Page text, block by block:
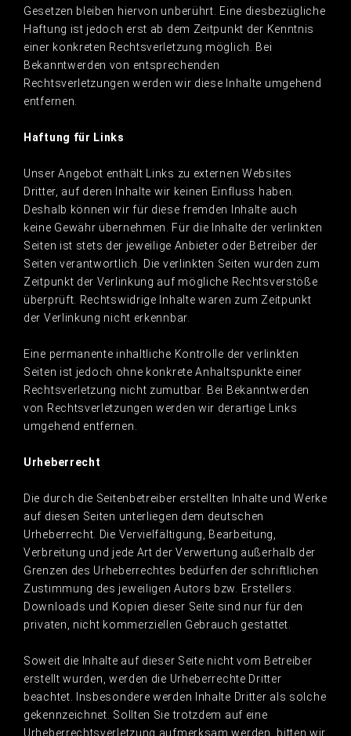
Gesetzen bleiben hiervon unberührt. Eine diesbezügliche
Haftung ist jedoch erst ab dem Zeitpunkt der Kenntnis
einer konkreten Rechtsverletzung möglich. Bei
Bekanntwerden von entsprechenden
Rechtsverletzungen werden wir diese Inhalte umgehend
entfernen.
Haftung für Links
Unser Angebot enthält Links zu externen Websites
Dritter, auf deren Inhalte wir keinen Einfluss haben.
Deshalb können wir für diese fremden Inhalte auch
keine Gewähr übernehmen. Für die Inhalte der verlinkten
Seiten ist stets der jeweilige Anbieter oder Betreiber der
Seiten verantwortlich. Die verlinkten Seiten wurden zum
Zeitpunkt der Verlinkung auf mögliche Rechtsverstöße
überprüft. Rechtswidrige Inhalte waren zum Zeitpunkt
der Verlinkung nicht erkennbar.
Eine permanente inhaltliche Kontrolle der verlinkten
Seiten ist jedoch ohne konkrete Anhaltspunkte einer
Rechtsverletzung nicht zumutbar. Bei Bekanntwerden
von Rechtsverletzungen werden wir derartige Links
umgehend entfernen.
Urheberrecht
Die durch die Seitenbetreiber erstellten Inhalte und Werke
auf diesen Seiten unterliegen dem deutschen
Urheberrecht. Die Vervielfältigung, Bearbeitung,
Verbreitung und jede Art der Verwertung außerhalb der
Grenzen des Urheberrechtes bedürfen der schriftlichen
Zustimmung des jeweiligen Autors bzw. Erstellers.
Downloads und Kopien dieser Seite sind nur für den
privaten, nicht kommerziellen Gebrauch gestattet.
Soweit die Inhalte auf dieser Seite nicht vom Betreiber
erstellt wurden, werden die Urheberrechte Dritter
beachtet. Insbesondere werden Inhalte Dritter als solche
gekennzeichnet. Sollten Sie trotzdem auf eine
Urheberrechtsverletzung aufmerksam werden, bitten wir